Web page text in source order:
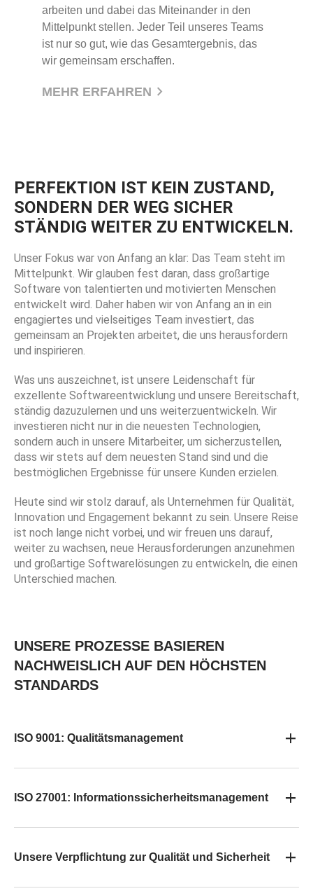
arbeiten und dabei das Miteinander in den
Mittelpunkt stellen. Jeder Teil unseres Teams
ist nur so gut, wie das Gesamtergebnis, das
wir gemeinsam erschaffen.
MEHR ERFAHREN
PERFEKTION IST KEIN ZUSTAND,
SONDERN DER WEG SICHER
STÄNDIG WEITER ZU ENTWICKELN.
Unser Fokus war von Anfang an klar: Das Team steht im
Mittelpunkt. Wir glauben fest daran, dass großartige
Software von talentierten und motivierten Menschen
entwickelt wird. Daher haben wir von Anfang an in ein
engagiertes und vielseitiges Team investiert, das
gemeinsam an Projekten arbeitet, die uns herausfordern
und inspirieren.
Was uns auszeichnet, ist unsere Leidenschaft für
exzellente Softwareentwicklung und unsere Bereitschaft,
ständig dazuzulernen und uns weiterzuentwickeln. Wir
investieren nicht nur in die neuesten Technologien,
sondern auch in unsere Mitarbeiter, um sicherzustellen,
dass wir stets auf dem neuesten Stand sind und die
bestmöglichen Ergebnisse für unsere Kunden erzielen.
Heute sind wir stolz darauf, als Unternehmen für Qualität,
Innovation und Engagement bekannt zu sein. Unsere Reise
ist noch lange nicht vorbei, und wir freuen uns darauf,
weiter zu wachsen, neue Herausforderungen anzunehmen
und großartige Softwarelösungen zu entwickeln, die einen
Unterschied machen.
UNSERE PROZESSE BASIEREN
NACHWEISLICH AUF DEN HÖCHSTEN
STANDARDS
ISO 9001: Qualitätsmanagement
ISO 27001: Informationssicherheitsmanagement
Unsere Verpflichtung zur Qualität und Sicherheit